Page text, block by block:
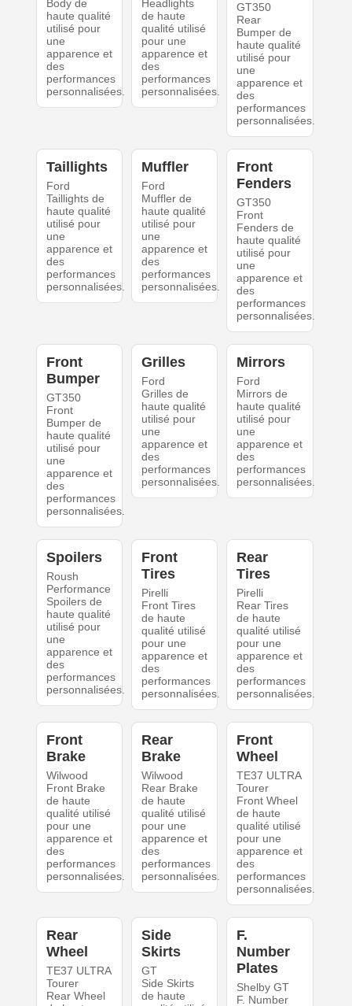
Body de
haute qualité
utilisé pour
une
apparence et
des
performances
personnalisées.
Headlights
de haute
qualité utilisé
pour une
apparence et
des
performances
personnalisées.
GT350
Rear
Bumper de
haute qualité
utilisé pour
une
apparence et
des
performances
personnalisées.
Taillights
Ford
Taillights de
haute qualité
utilisé pour
une
apparence et
des
performances
personnalisées.
Muffler
Ford
Muffler de
haute qualité
utilisé pour
une
apparence et
des
performances
personnalisées.
Front
Fenders
GT350
Front
Fenders de
haute qualité
utilisé pour
une
apparence et
des
performances
personnalisées.
Front
Bumper
GT350
Front
Bumper de
haute qualité
utilisé pour
une
apparence et
des
performances
personnalisées.
Grilles
Ford
Grilles de
haute qualité
utilisé pour
une
apparence et
des
performances
personnalisées.
Mirrors
Ford
Mirrors de
haute qualité
utilisé pour
une
apparence et
des
performances
personnalisées.
Spoilers
Roush
Performance
Spoilers de
haute qualité
utilisé pour
une
apparence et
des
performances
personnalisées.
Front
Tires
Pirelli
Front Tires
de haute
qualité utilisé
pour une
apparence et
des
performances
personnalisées.
Rear
Tires
Pirelli
Rear Tires
de haute
qualité utilisé
pour une
apparence et
des
performances
personnalisées.
Front
Brake
Wilwood
Front Brake
de haute
qualité utilisé
pour une
apparence et
des
performances
personnalisées.
Rear
Brake
Wilwood
Rear Brake
de haute
qualité utilisé
pour une
apparence et
des
performances
personnalisées.
Front
Wheel
TE37 ULTRA
Tourer
Front Wheel
de haute
qualité utilisé
pour une
apparence et
des
performances
personnalisées.
Rear
Wheel
TE37 ULTRA
Tourer
Rear Wheel
Side
Skirts
GT
Side Skirts
de haute
F.
Number
Plates
Shelby GT
F. Number